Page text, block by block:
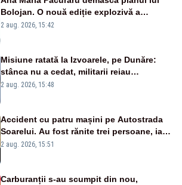
Bolojan. O nouă ediție explozivă a
emisiunii „Miza Zilei” la Realitatea PLUS
2 aug. 2026, 15:42
Misiune ratată la Izvoarele, pe Dunăre:
stânca nu a cedat, militarii reiau
detonările luni – VIDEO
2 aug. 2026, 15:48
Accident cu patru mașini pe Autostrada
Soarelui. Au fost rănite trei persoane, iar
traficul se desfășoară cu dificultate
2 aug. 2026, 15:51
Carburanții s-au scumpit din nou,